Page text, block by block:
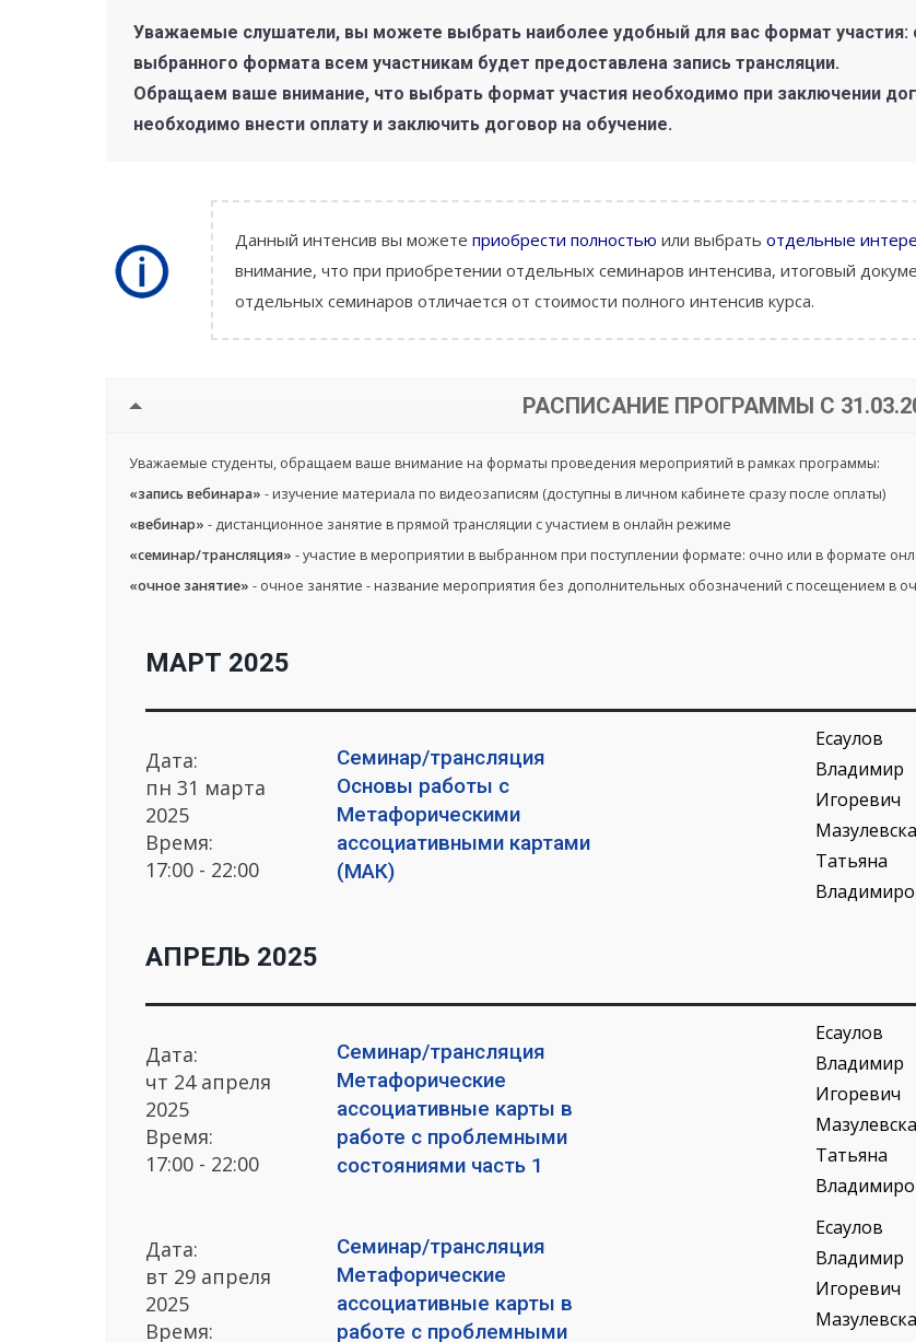
Уважаемые слушатели, вы можете выбрать наиболее удобный для вас формат участия:
выбранного формата всем участникам будет предоставлена запись трансляции.
Обращаем ваше внимание, что выбрать формат участия необходимо при заключении
необходимо внести оплату и заключить договор на обучение.
Данный интенсив вы можетеприобрести полностью или выбратьотдельные
внимание, что при приобретении отдельных семинаров интенсива, итоговый
отдельных семинаров отличается от стоимости полного интенсив курса.
РАСПИСАНИЕ ПРОГРАММЫ С
Уважаемые студенты, обращаем ваше внимание на форматы проведения мероприятий в рамках программы:
«запись вебинара» - изучение материала по видеозаписям (доступны в личном кабинете сразу после оплаты)
«вебинар» - дистанционное занятие в прямой трансляции с участием в онлайн режиме
«семинар/трансляция» - участие в мероприятии в выбранном при поступлении формате: очно или в формате
«очное занятие» - очное занятие - название мероприятия без дополнительных обозначений с посещением в
МАРТ 2025
Дата:
пн 31 марта
2025
Время:
17:00 - 22:00
Семинар/трансляция
Основы работы с
Метафорическими
ассоциативными картами
(МАК)
Есаулов
Владимир
Игоревич
Татьяна
АПРЕЛЬ 2025
Дата:
чт 24 апреля
2025
Время:
17:00 - 22:00
Семинар/трансляция
Метафорические
ассоциативные карты в
работе с проблемными
состояниями часть 1
Есаулов
Владимир
Игоревич
Татьяна
Дата:
вт 29 апреля
2025
Время:
Семинар/трансляция
Метафорические
ассоциативные карты в
работе с проблемными
Есаулов
Владимир
Игоревич